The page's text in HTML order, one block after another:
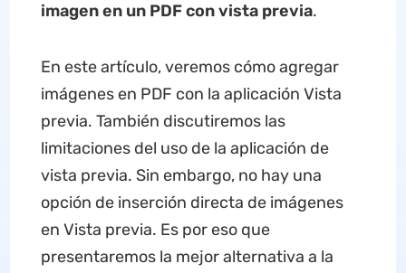
imagen en un PDF con vista previa.
En este artículo, veremos cómo agregar
imágenes en PDF con la aplicación Vista
previa. También discutiremos las
limitaciones del uso de la aplicación de
vista previa. Sin embargo, no hay una
opción de inserción directa de imágenes
en Vista previa. Es por eso que
presentaremos la mejor alternativa a la